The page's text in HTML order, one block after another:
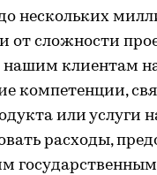
нескольких
от сложности
клиентам
компетенции,
или услуги
расходы,